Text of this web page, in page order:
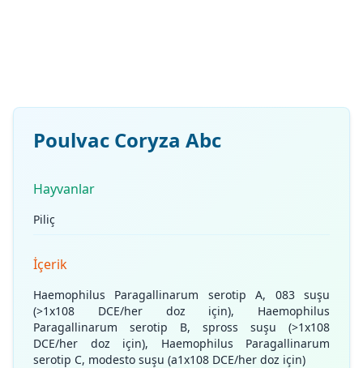
Poulvac Coryza Abc
Hayvanlar
Piliç
İçerik
Haemophilus Paragallinarum serotip A, 083 suşu
(>1x108 DCE/her doz için), Haemophilus
Paragallinarum serotip B, spross suşu (>1x108
DCE/her doz için), Haemophilus Paragallinarum
serotip C, modesto suşu (a1x108 DCE/her doz için)